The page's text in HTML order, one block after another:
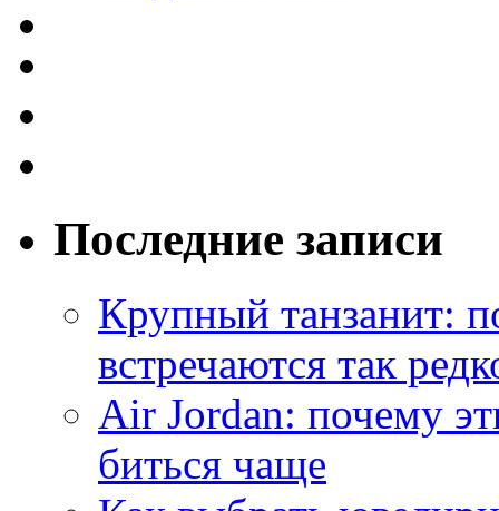
Последние записи
Крупный танзанит:
встречаются так
Air Jordan: почему
биться чаще